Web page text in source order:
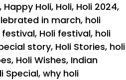
, Happy Holi, Holi, Holi 2024,
in march, holi
festival, Holi festival, holi
story, Holi Stories, holi
, Holi Wishes, Indian
Special, why holi